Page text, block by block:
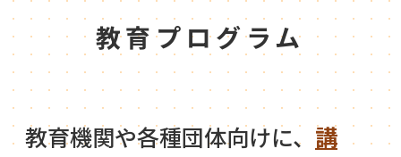
教育プログラム
教育機関や各種団体向けに、 講